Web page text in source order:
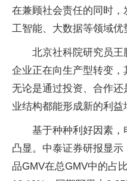
在兼顾社会责任的同时，
工智能、大数据等领域优
北京社科院研究员王
企业正在向生产型转变，
无论是通过投资、合作
业结构都能形成新的利益
基于种种利好因素
凸显。中泰证券研报显
品GMV在总GMV中的占